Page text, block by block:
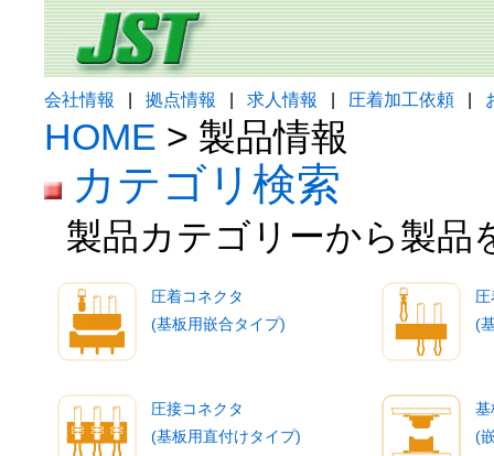
会社情報 拠点情報 求人情報 圧着加工依頼
HOME > 製品情報
カテゴリ検索
製品カテゴリーから製品
圧着コネクタ
(基板用嵌合タイプ)
(
圧接コネクタ
(基板用直付けタイプ)
基
(